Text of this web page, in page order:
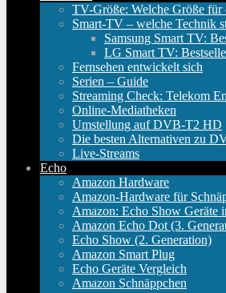
TV-Größe: Welche Größe für
Smart-TV – welche Technik
Samsung Smart TV:
LG Smart TV:
Fernsehen entwickelt sich
Serien – Guide
Streaming Check: Telekom
Online-Mediatheken
Umstellung auf DVB-T2 HD
Die besten Alternativen zu
Live-Streams
Echo
Amazon Hardware
Amazon-Hardware für
Amazon: Echo Show Geräte
Amazon Echo Dot (3.
Echo Show (2. Generation)
Amazon Smart Plug
Echo Geräte Vergleich
Amazon Schnäppchen